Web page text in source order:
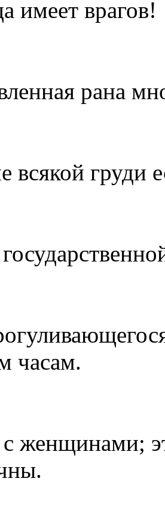
имеет врагов!
рана
всякой груди
часам.
женщинами;